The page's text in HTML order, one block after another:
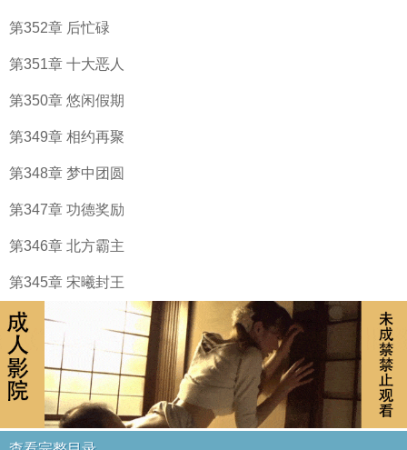
第352章 后忙碌
第351章 十大恶人
第350章 悠闲假期
第349章 相约再聚
第348章 梦中团圆
第347章 功德奖励
第346章 北方霸主
第345章 宋曦封王